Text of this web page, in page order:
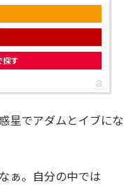
探す
星でアダムとイブにな
ぁ。自分の中では